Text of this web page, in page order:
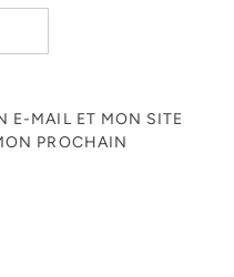
E-MAIL ET MON SITE
PROCHAIN